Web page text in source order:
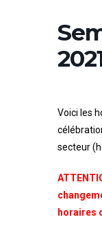
PaulVoici les
secteur
horaires